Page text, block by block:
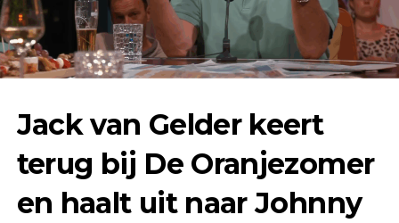
Jack van Gelder keert
terug bij De Oranjezomer
en haalt uit naar Johnny